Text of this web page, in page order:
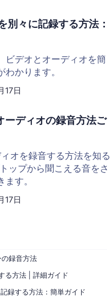
録音方法
る方法 | 詳細ガイド
録する方法：簡単ガイド
別々に記録する方法：
ビデオとオーディオを簡
かります。
17日
ディオの録音方法ご
オを録音する方法を知る
ップから聞こえる音をさ
す。
17日